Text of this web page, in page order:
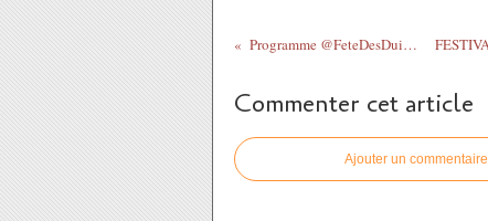
Programme @FeteDesDuits 12 -20 août à...
Commenter cet article
Ajouter un commentaire